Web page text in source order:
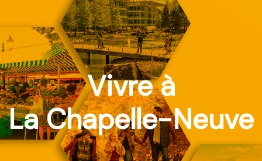
Vivre à
La Chapelle-Neuve